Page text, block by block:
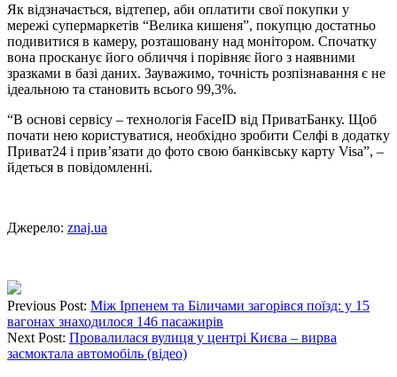
Як відзначається, відтепер, аби оплатити свої покупки у
мережі супермаркетів “Велика кишеня”, покупцю достатньо
подивитися в камеру, розташовану над монітором. Спочатку
вона просканує його обличчя і порівняє його з наявними
зразками в базі даних. Зауважимо, точність розпізнавання є не
ідеальною та становить всього 99,3%.
“В основі сервісу – технологія FaceID від ПриватБанку. Щоб
почати нею користуватися, необхідно зробити Селфі в додатку
Приват24 і прив’язати до фото свою банківську карту Visa”, –
йдеться в повідомленні.
Джерело: znaj.ua
Previous Post: Між Ірпенем та Біличами загорівся поїзд: у 15
вагонах знаходилося 146 пасажирів
Next Post: Провалилася вулиця у центрі Києва – вирва
засмоктала автомобіль (відео)